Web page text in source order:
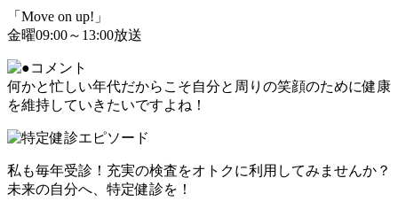
「Move on up!」
金曜09:00～13:00放送
何かと忙しい年代だからこそ自分と周りの笑顔のために健康
を維持していきたいですよね！
私も毎年受診！充実の検査をオトクに利用してみませんか？
未来の自分へ、特定健診を！